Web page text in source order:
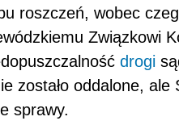
roszczeń, wobec
Związkowi
drogi
zostało oddalone,
sprawy.